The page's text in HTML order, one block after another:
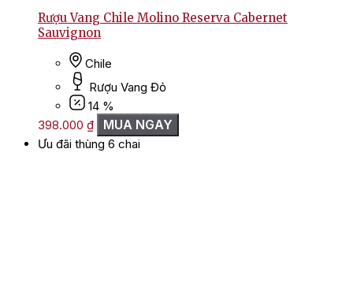
Rượu Vang Chile Molino Reserva Cabernet
Sauvignon
Chile
Rượu Vang Đỏ
14 %
398.000 ₫ MUA NGAY
Ưu đãi thùng 6 chai